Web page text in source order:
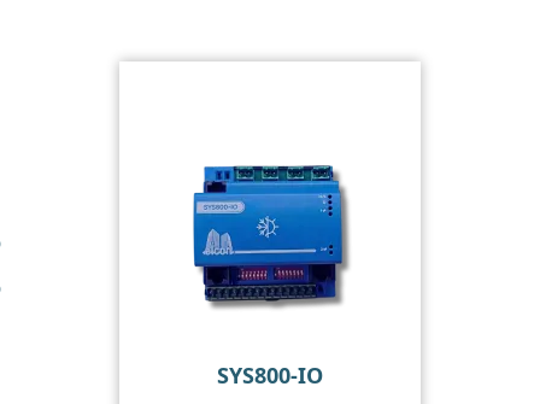
SYS800-IO